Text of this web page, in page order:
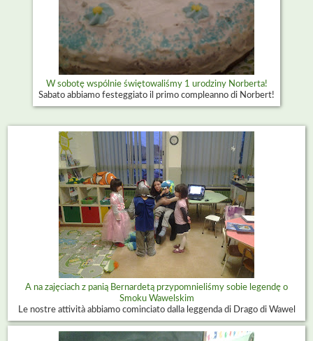
W sobotę wspólnie świętowaliśmy 1 urodziny Norberta!
Sabato abbiamo festeggiato il primo compleanno di Norbert!
A na zajęciach z panią Bernardetą przypomnieliśmy sobie legendę o
Smoku Wawelskim
Le nostre attività abbiamo cominciato dalla leggenda di Drago di Wawel